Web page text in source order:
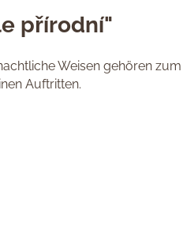
přírodní"
Weisen gehören zum
Auftritten.